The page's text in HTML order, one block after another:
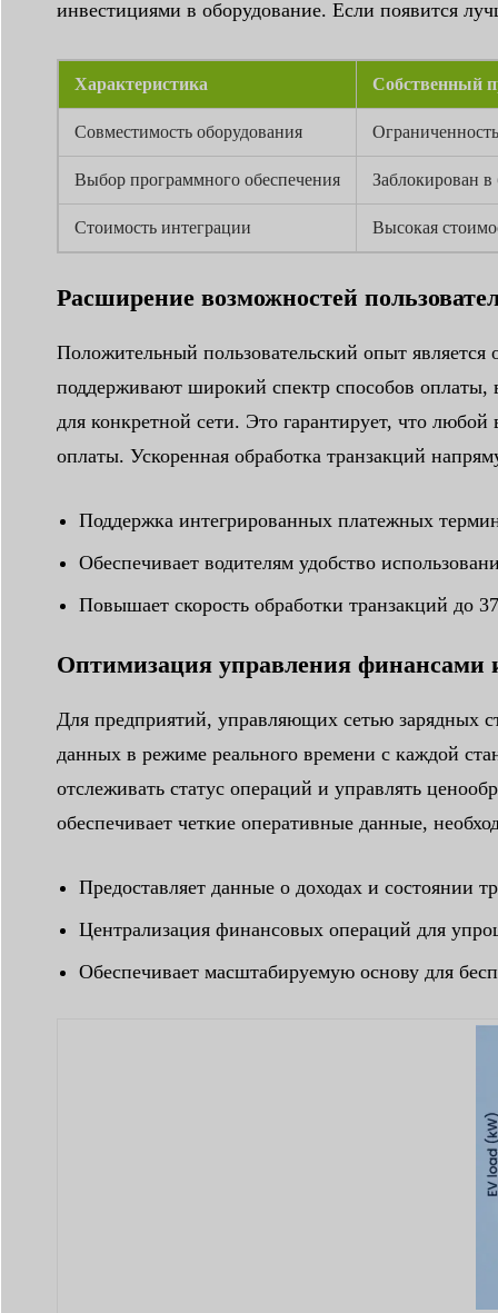
инвестициями в оборудование. Если появится
Характеристика Собственный
Совместимость оборудования
Выбор программного обеспечения Заблокирован
Стоимость интеграции Высокая
Расширение возможностей
Положительный пользовательский опыт является
поддерживают широкий спектр способов
для конкретной сети. Это гарантирует, что
оплаты. Ускоренная обработка транзакций
Поддержка интегрированных платежных
Обеспечивает водителям удобство
Повышает скорость обработки транзакций до
Оптимизация управления финансами
Для предприятий, управляющих сетью зарядных
данных в режиме реального времени с каждой
отслеживать статус операций и управлять
обеспечивает четкие оперативные данные,
Предоставляет данные о доходах и состоянии
Централизация финансовых операций для
Обеспечивает масштабируемую основу для